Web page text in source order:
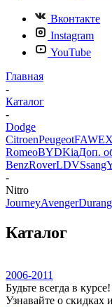
Вконтакте
Instagram
YouTube
Главная
-
Каталог
-
Dodge
CitroenPeugeotFAW
RomeoBYDKiaДоп.
BenzRoverLDV
-
Nitro
JourneyAvenger
Каталог
2006-2011
Будьте всегда в курсе!
Узнавайте о скидках